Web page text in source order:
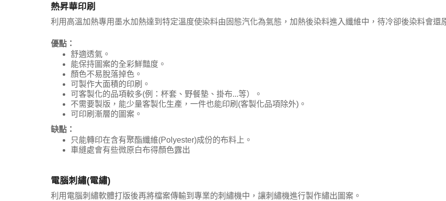
熱昇華印刷
利用高溫加熱專用墨水加熱達到特定溫度使染料由固態汽化為氣態，加熱後染料進入纖維中，待冷卻後染料會還
優點：
舒適透氣。
能保持圖案的全彩鮮豔度。
顏色不易脫落掉色。
可製作大面積的印刷。
可客製化的品項較多(例：杯套、野餐墊、掛布...等）。
不需要製版，能少量客製化生產，一件也能印刷(客製化品項除外)。
可印刷漸層的圖案。
缺點：
只能轉印在含有聚酯纖維(Polyester)成份的布料上。
車縫處會有些微原白布得顏色露出
電腦刺繡(電繡)
利用電腦刺繡軟體打版後再將檔案傳輸到專業的刺繡機中，讓刺繡機進行製作繡出圖案。